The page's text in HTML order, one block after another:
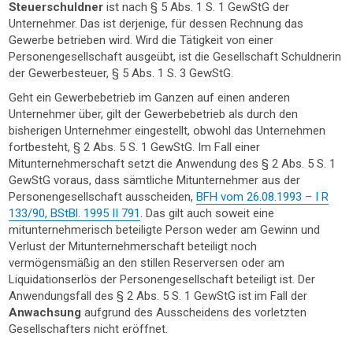
Steuerschuldnerist nach § 5 Abs. 1 S. 1 GewStG der
Unternehmer. Das ist derjenige, für dessen Rechnung das
Gewerbe betrieben wird. Wird die Tätigkeit von einer
Personengesellschaft ausgeübt, ist die Gesellschaft Schuldnerin
der Gewerbesteuer, § 5 Abs. 1 S. 3 GewStG.
Geht ein Gewerbebetrieb im Ganzen auf einen anderen
Unternehmer über, gilt der Gewerbebetrieb als durch den
bisherigen Unternehmer eingestellt, obwohl das Unternehmen
fortbesteht, § 2 Abs. 5 S. 1 GewStG. Im Fall einer
Mitunternehmerschaft setzt die Anwendung des § 2 Abs. 5 S. 1
GewStG voraus, dass sämtliche Mitunternehmer aus der
Personengesellschaft ausscheiden,BFH vom 26.08.1993 – I R
133/90, BStBl. 1995 II 791. Das gilt auch soweit eine
mitunternehmerisch beteiligte Person weder am Gewinn und
Verlust der Mitunternehmerschaft beteiligt noch
vermögensmäßig an den stillen Reserversen oder am
Liquidationserlös der Personengesellschaft beteiligt ist. Der
Anwendungsfall des § 2 Abs. 5 S. 1 GewStG ist im Fall der
Anwachsungaufgrund des Ausscheidens des vorletzten
Gesellschafters nicht eröffnet.